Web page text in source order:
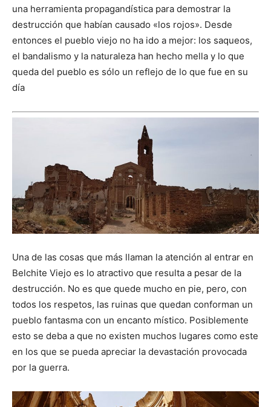
una herramienta propagandística para demostrar la
destrucción que habían causado «los rojos». Desde
entonces el pueblo viejo no ha ido a mejor: los saqueos,
el bandalismo y la naturaleza han hecho mella y lo que
queda del pueblo es sólo un reflejo de lo que fue en su
día
Una de las cosas que más llaman la atención al entrar en
Belchite Viejo es lo atractivo que resulta a pesar de la
destrucción. No es que quede mucho en pie, pero, con
todos los respetos, las ruinas que quedan conforman un
pueblo fantasma con un encanto místico. Posiblemente
esto se deba a que no existen muchos lugares como este
en los que se pueda apreciar la devastación provocada
por la guerra.